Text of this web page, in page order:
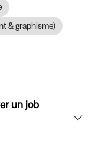
& graphisme)
un job